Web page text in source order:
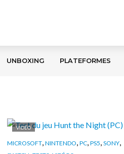
UNBOXING PLATEFORMES
VIDÉO
MICROSOFT, NINTENDO, PC, PS5, SONY,